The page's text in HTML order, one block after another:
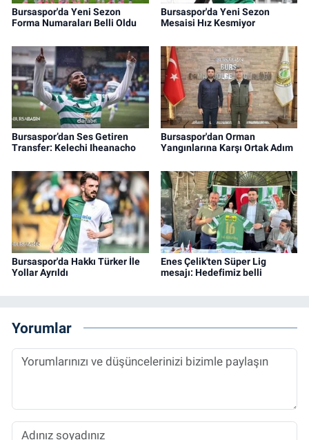
Bursaspor'da Yeni Sezon
Forma Numaraları Belli Oldu
Bursaspor'da Yeni Sezon
Mesaisi Hız Kesmiyor
Bursaspor’dan Ses Getiren
Transfer: Kelechi Iheanacho
Bursaspor'dan Orman
Yangınlarına Karşı Ortak Adım
Bursaspor'da Hakkı Türker İle
Yollar Ayrıldı
Enes Çelik'ten Süper Lig
mesajı: Hedefimiz belli
Yorumlar